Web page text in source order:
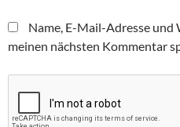
Name, E-Mail-Adresse und
meinen nächsten Kommentar